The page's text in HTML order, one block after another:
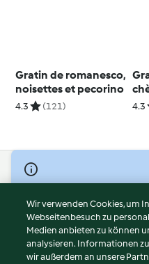
Gratin de romanesco,
noisettes et pecorino
4.3 (121) 4.3
© Copyright 2026
Nutzungsbedingungen
Datenschutzrichtlinien
Disclaimer
Impressum
Wir verwenden Cookies, um
Webseitenbesuch zu
Medien anbieten zu können
analysieren. Informationen
wir außerdem an unsere